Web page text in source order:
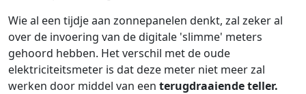
Wie al een tijdje aan zonnepanelen denkt, zal zeker al
over de invoering van de digitale 'slimme' meters
gehoord hebben. Het verschil met de oude
elektriciteitsmeter is dat deze meter niet meer zal
werken door middel van een terugdraaiende teller.